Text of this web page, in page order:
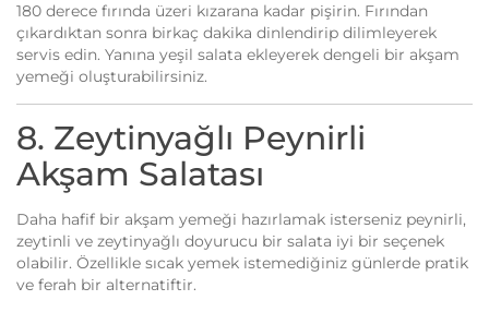
180 derece fırında üzeri kızarana kadar pişirin. Fırından
çıkardıktan sonra birkaç dakika dinlendirip dilimleyerek
servis edin. Yanına yeşil salata ekleyerek dengeli bir akşam
yemeği oluşturabilirsiniz.
8. Zeytinyağlı Peynirli
Akşam Salatası
Daha hafif bir akşam yemeği hazırlamak isterseniz peynirli,
zeytinli ve zeytinyağlı doyurucu bir salata iyi bir seçenek
olabilir. Özellikle sıcak yemek istemediğiniz günlerde pratik
ve ferah bir alternatiftir.